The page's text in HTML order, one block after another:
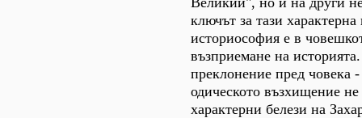
ключът за тази характерна
историософия е в
възприемане на
преклонение пред човека
одическото възхищение не
характерни белези на